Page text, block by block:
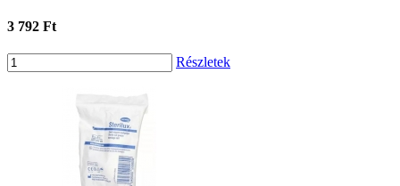
3 792 Ft
Részletek